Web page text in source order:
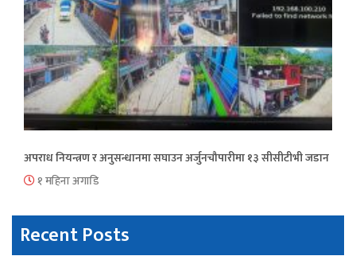
अपराध नियन्त्रण र अनुसन्धानमा सघाउन अर्जुनचौपारीमा १३ सीसीटीभी जडान
१ महिना अगाडि
Recent Posts